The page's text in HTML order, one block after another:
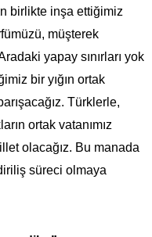
birlikte inşa ettiğimiz
müşterek
yapay sınırları yok
bir yığın ortak
Türklerle,
ortak vatanımız
olacağız. Bu manada
süreci olmaya